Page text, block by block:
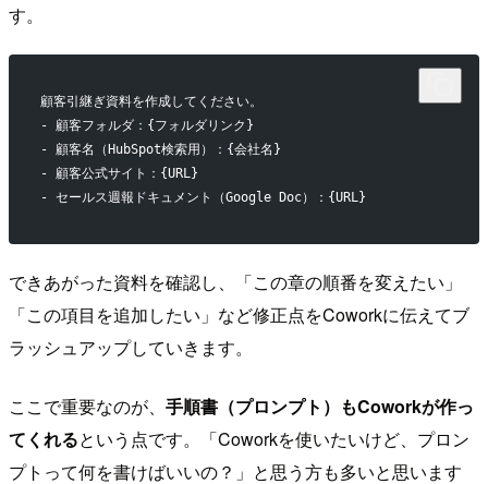
す。
顧客引継ぎ資料を作成してください。
- 顧客フォルダ：{フォルダリンク}
- 顧客名（HubSpot検索用）：{会社名}
- 顧客公式サイト：{URL}
- セールス週報ドキュメント（Google Doc）：{URL}
できあがった資料を確認し、「この章の順番を変えたい」
「この項目を追加したい」など修正点をCoworkに伝えてブ
ラッシュアップしていきます。
ここで重要なのが、 手順書（プロンプト）もCoworkが作っ
てくれるという点です。「Coworkを使いたいけど、プロン
プトって何を書けばいいの？」と思う方も多いと思います